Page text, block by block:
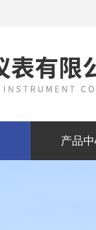
产品